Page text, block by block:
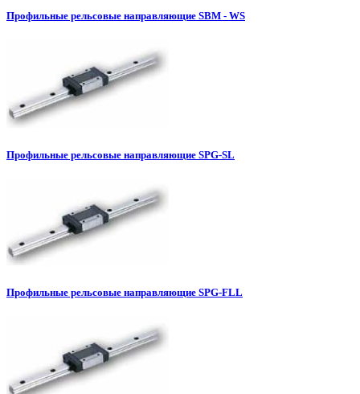
Профильные рельсовые направляющие SBM - WS
Профильные рельсовые направляющие SPG-SL
Профильные рельсовые направляющие SPG-FLL